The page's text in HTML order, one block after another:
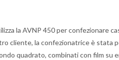
la AVNP 450 per confezionare
cliente, la confezionatrice è stata
quadrato, combinati con film su